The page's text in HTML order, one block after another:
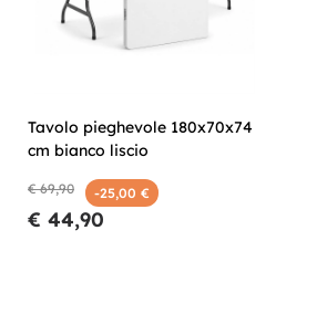
Tavolo pieghevole 180x70x74
cm bianco liscio
€ 69,90 -25,00 €
€ 44,90